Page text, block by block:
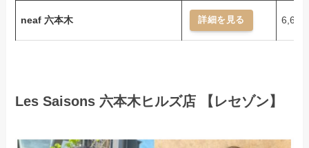
neaf 六本木 詳細を見る 6,600
Les Saisons 六本木ヒルズ店 【レセゾン】